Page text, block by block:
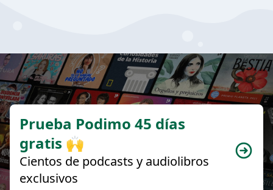
Prueba Podimo 45 días
gratis 🙌
Cientos de podcasts y audiolibros
exclusivos